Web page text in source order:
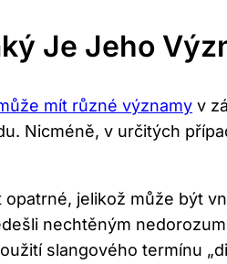
Je Jeho
⁤mít různé významy v
Nicméně, v určitých
jelikož může ​být
nechtěným
slangového termínu